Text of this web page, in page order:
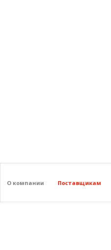
О компании Поставщикам